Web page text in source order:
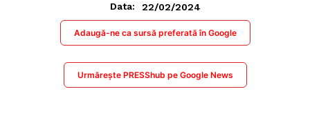
Data:
22/02/2024
Adaugă-ne ca sursă preferată în Google
Urmărește PRESShub pe Google News